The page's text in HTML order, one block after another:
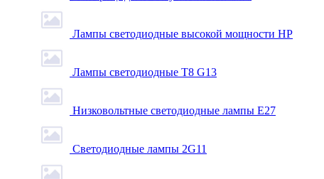
Лампы светодиодные высокой мощности HP
Лампы светодиодные Т8 G13
Низковольтные светодиодные лампы E27
Светодиодные лампы 2G11